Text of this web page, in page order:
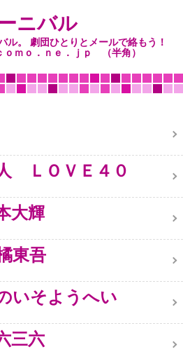
ニバル
ル。 劇団ひとりとメールで絡もう！
ｏｍｏ．ｎｅ．ｊｐ （半角）
ＬＯＶＥ４０
大輝
東吾
いそようへい
三六